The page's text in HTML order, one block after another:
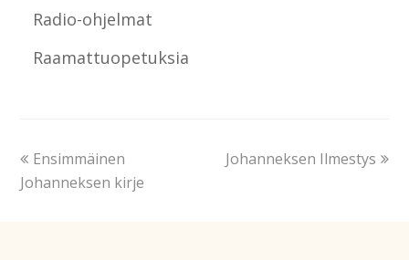
Radio-ohjelmat
Raamattuopetuksia
Ensimmäinen
Johanneksen kirje
Johanneksen Ilmestys